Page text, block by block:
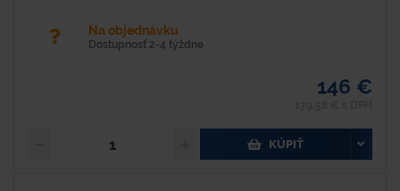
Na objednávku
Dostupnosť 2-4 týždne
146 €
KÚPIŤ